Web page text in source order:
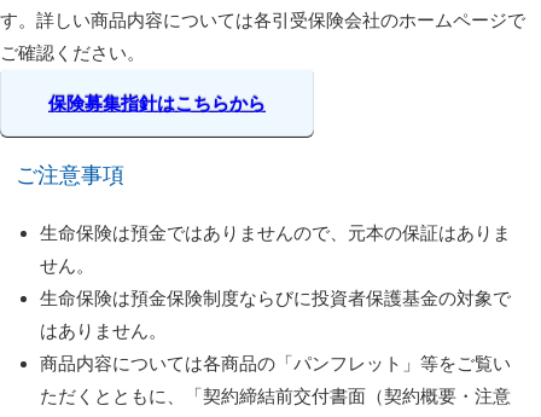
す。詳しい商品内容については各引受保険会社のホームページで
ご確認ください。
保険募集指針はこちらから
ご注意事項
生命保険は預金ではありませんので、元本の保証はありま
せん。
生命保険は預金保険制度ならびに投資者保護基金の対象で
はありません。
商品内容については各商品の「パンフレット」等をご覧い
ただくとともに、「契約締結前交付書面（契約概要・注意